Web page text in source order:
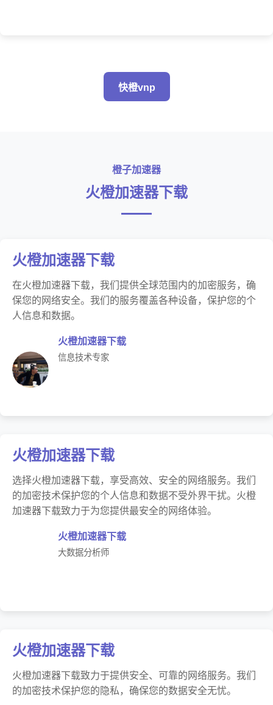
快橙vnp
橙子加速器
火橙加速器下载
火橙加速器下载
在火橙加速器下载，我们提供全球范围内的加密服务，确
保您的网络安全。我们的服务覆盖各种设备，保护您的个
人信息和数据。
火橙加速器下载
信息技术专家
火橙加速器下载
选择火橙加速器下载，享受高效、安全的网络服务。我们
的加密技术保护您的个人信息和数据不受外界干扰。火橙
加速器下载致力于为您提供最安全的网络体验。
火橙加速器下载
大数据分析师
火橙加速器下载
火橙加速器下载致力于提供安全、可靠的网络服务。我们
的加密技术保护您的隐私，确保您的数据安全无忧。